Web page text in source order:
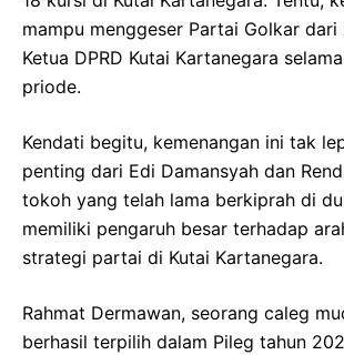
mampu menggeser Partai Golkar dari
Ketua DPRD Kutai Kartanegara
priode.
Kendati begitu, kemenangan ini tak
penting dari Edi Damansyah dan
tokoh yang telah lama berkiprah di
memiliki pengaruh besar terhadap
strategi partai di Kutai Kartanegara.
Rahmat Dermawan, seorang caleg
berhasil terpilih dalam Pileg tahun